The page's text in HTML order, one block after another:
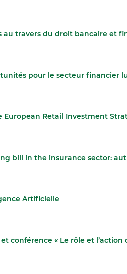
au travers du droit bancaire et
pour le secteur financier
Retail Investment
bill in the insurance sector:
Artificielle
conférence « Le rôle et